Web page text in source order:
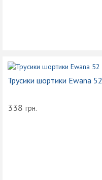
Трусики шортики Ewana 52
338 грн.